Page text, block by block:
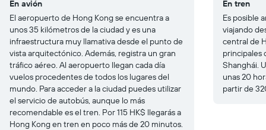
En avión
El aeropuerto de Hong Kong se encuentra a
unos 35 kilómetros de la ciudad y es una
infraestructura muy llamativa desde el punto de
vista arquitectónico. Además, registra un gran
tráfico aéreo. Al aeropuerto llegan cada día
vuelos procedentes de todos los lugares del
mundo. Para acceder a la ciudad puedes utilizar
el servicio de autobús, aunque lo más
recomendable es el tren. Por 115 HK$ llegarás a
Hong Kong en tren en poco más de 20 minutos.
En tren
Es posible
viajando
central de
principales
Shanghái.
unas 20
partir de